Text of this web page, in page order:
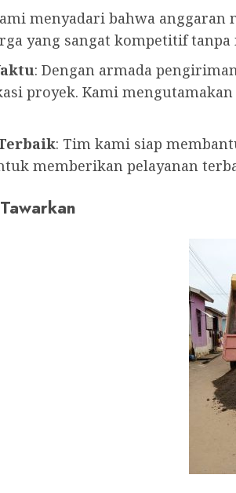
menyadari bahwa
yang sangat kompetitif
: Dengan armada
proyek. Kami
: Tim kami siap
memberikan pelayanan